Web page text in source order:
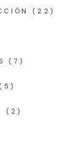
(22)
(7)
(2)